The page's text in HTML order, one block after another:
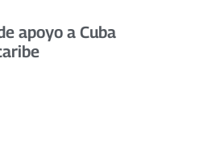
apoyo a Cuba